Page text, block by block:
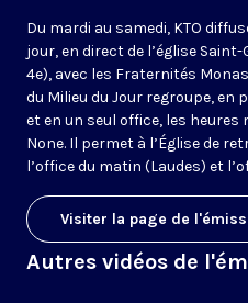
Du mardi au samedi, KTO
jour, en direct de l’église
4e), avec les Fraternités
du Milieu du Jour regroupe, en
et en un seul office, les heures
None. Il permet à l’Église de
l’office du matin (Laudes) et
Visiter la page de
Autres vidéos de